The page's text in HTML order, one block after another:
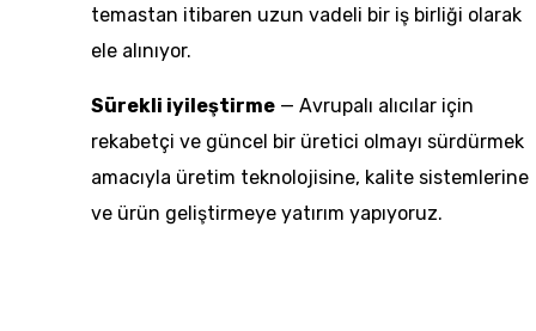
temastan itibaren uzun vadeli bir iş birliği olarak
ele alınıyor.
Sürekli iyileştirme — Avrupalı alıcılar için
rekabetçi ve güncel bir üretici olmayı sürdürmek
amacıyla üretim teknolojisine, kalite sistemlerine
ve ürün geliştirmeye yatırım yapıyoruz.